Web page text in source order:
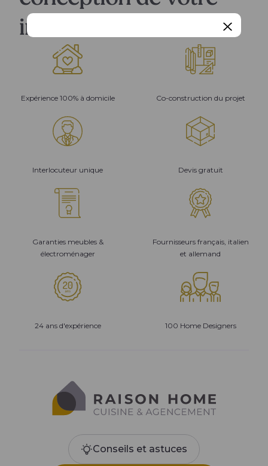
intérieur
Expérience 100% à domicile Co-construction du projet
Interlocuteur unique Devis gratuit
Garanties meubles &
électroménager
Fournisseurs français, italien
et allemand
24 ans d'expérience 100 Home Designers
Conseils et astuces